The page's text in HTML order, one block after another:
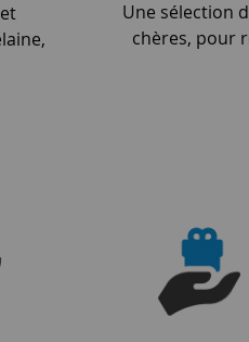
Une sélection
chères, pour